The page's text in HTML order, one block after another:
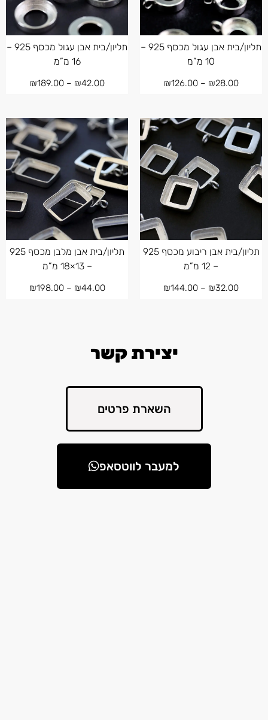
תליון/בית אבן עגול מכסף 925 –
10 מ”מ
₪28.00
–
₪126.00
תליון/בית אבן עגול מכסף 925 –
16 מ”מ
₪42.00
–
₪189.00
תליון/בית אבן ריבוע מכסף 925
– 12 מ”מ
₪32.00
–
₪144.00
תליון/בית אבן מלבן מכסף 925
– 13×18 מ”מ
₪44.00
–
₪198.00
יצירת קשר
השארת פרטים
למעבר לווטסאפ